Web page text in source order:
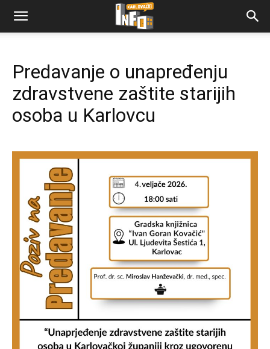
Predavanje o unapređenju
zdravstvene zaštite starijih
osoba u Karlovcu